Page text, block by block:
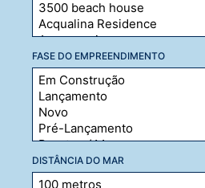
FASE DO EMPREENDIMENTO
DISTÂNCIA DO MAR